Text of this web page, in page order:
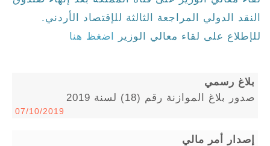
النقد الدولي المراجعة الثالثة للإقتصاد الأردني.
للإطلاع على لقاء معالي الوزير اضغظ هنا
بلاغ رسمي
صدور بلاغ الموازنة رقم (18) لسنة 2019
07/10/2019
إصدار أمر مالي